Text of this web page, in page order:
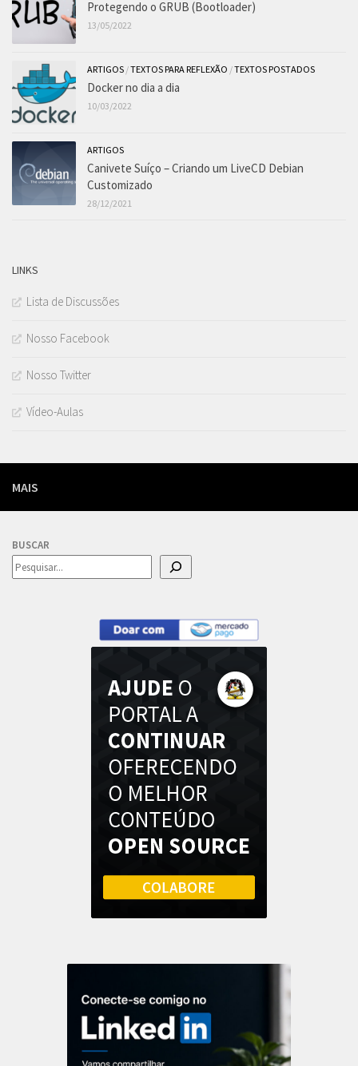
Protegendo o GRUB (Bootloader)
13/05/2022
ARTIGOS /TEXTOS PARA REFLEXÃO /TEXTOS POSTADOS
Docker no dia a dia
10/03/2022
ARTIGOS
Canivete Suíço – Criando um LiveCD Debian
Customizado
28/12/2021
LINKS
Lista de Discussões
Nosso Facebook
Nosso Twitter
Vídeo-Aulas
MAIS
BUSCAR